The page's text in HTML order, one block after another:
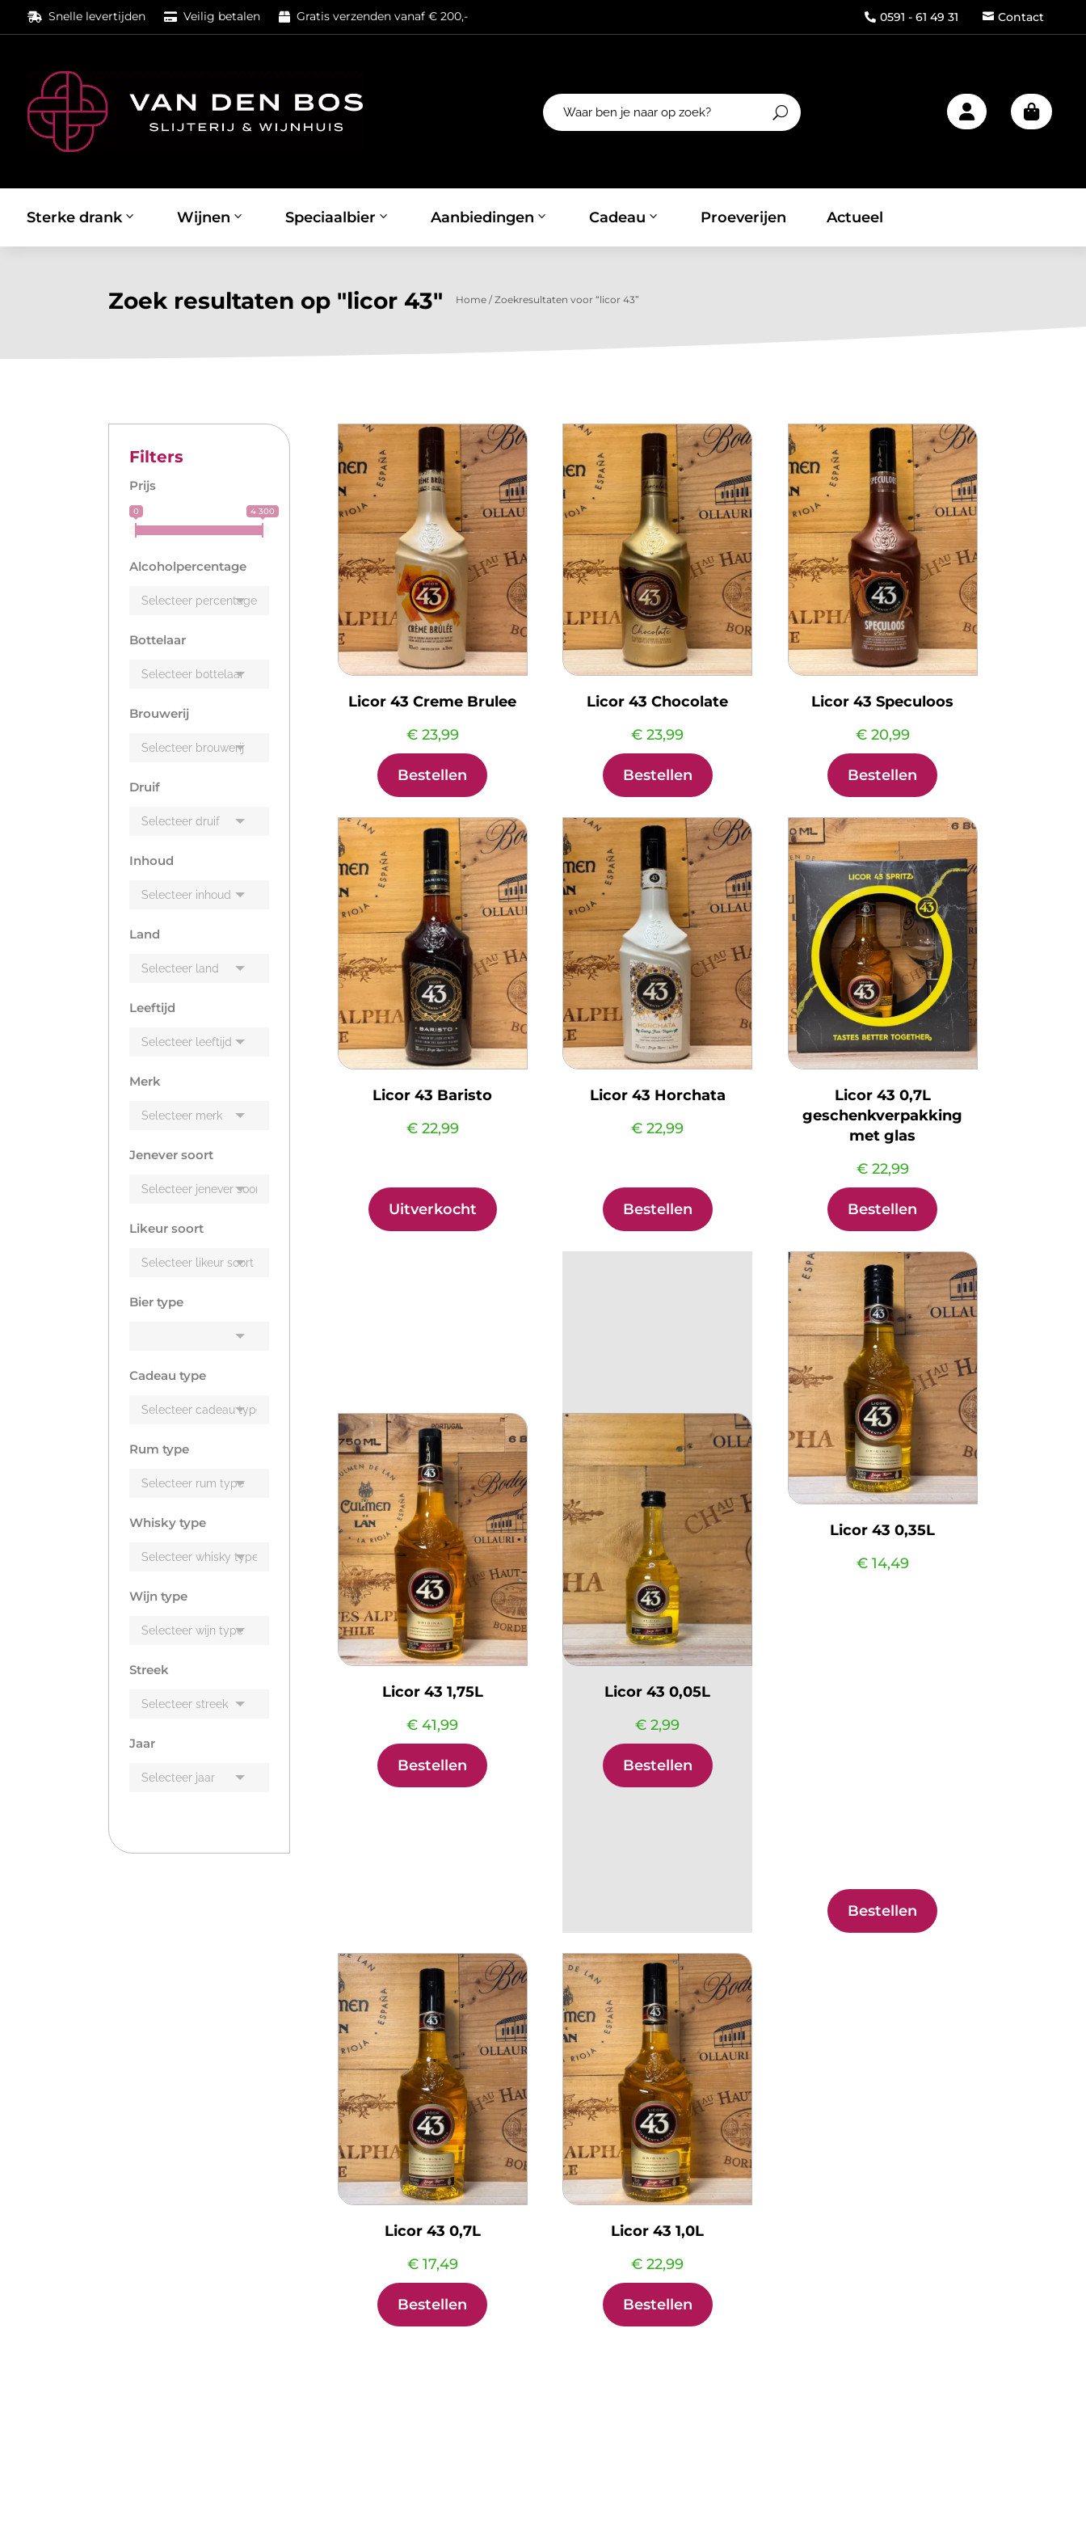
 Snelle levertijden  Veilig betalen  Gratis verzenden vanaf € 200,-  0591 - 61 49 31  Contact

Sterke drank Wijnen Speciaalbier Aanbiedingen Cadeau Proeverijen Actueel
Zoek resultaten op "licor 43" Home / Zoekresultaten voor “licor 43”
Filters
Prijs
0 4 300
Alcoholpercentage
Bottelaar
Brouwerij
Druif
Inhoud
Land
Leeftijd
Merk
Jenever soort
Likeur soort
Bier type
Cadeau type
Rum type
Whisky type
Wijn type
Streek
Jaar
Licor 43 Creme Brulee
€23,99
Bestellen
Licor 43 Chocolate
€ 23,99
Bestellen
Licor 43 Speculoos
€20,99
Bestellen
Licor 43 Baristo
€22,99
Uitverkocht
Licor 43 Horchata
€ 22,99
Bestellen
Licor 43 0,7L
geschenkverpakking
met glas
€22,99
Bestellen
Licor 43 1,75L
€ 41,99
Bestellen
Licor 43 0,05L
€ 2,99
Bestellen
Licor 43 0,35L
€14,49
Bestellen
Licor 43 0,7L
€17,49
Bestellen
Licor 43 1,0L
€ 22,99
Bestellen